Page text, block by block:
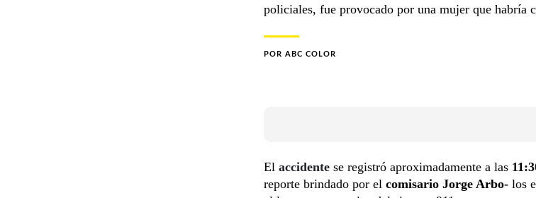
policiales, fue provocado por una mujer que habría
POR ABC COLOR
El accidente se registró aproximadamente a las
reporte brindado por el comisario Jorge Arbo- los